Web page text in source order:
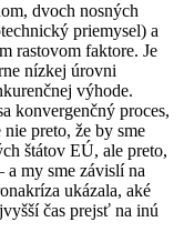
dvoch nosných
priemysel) a
rastovom faktore. Je
nízkej úrovni
výhode.
konvergenčný proces,
preto, že by sme
štátov EÚ, ale preto,
a my sme závislí na
ukázala, aké
čas prejsť na inú